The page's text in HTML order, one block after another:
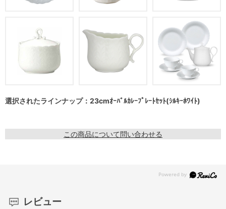
選択されたラインナップ：23cmｵｰﾊﾞﾙｶﾚｰﾌﾟﾚｰﾄｾｯﾄ(ｼﾙｷｰﾎﾜｲﾄ)
この商品について問い合わせる
レビュー